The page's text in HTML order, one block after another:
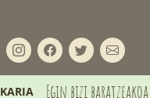
Egin bizi baratzeakoa